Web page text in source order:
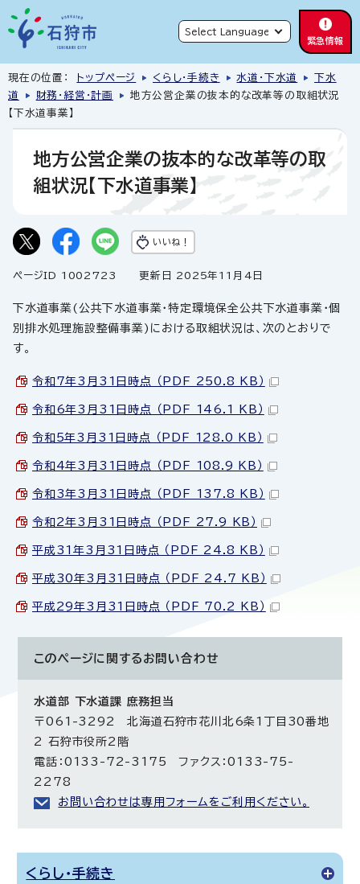
緊急情報
現在の位置： トップページ くらし・手続き 水道・下水道
下水
道
財務・経営・計画
地方公営企業の抜本的な改革等の取組状況
【下水道事業】
地方公営企業の抜本的な改革等の取
組状況【下水道事業】
いいね！
ページID 1002723 更新日 2025年11月4日
下水道事業(公共下水道事業・特定環境保全公共下水道事業・個
別排水処理施設整備事業)における取組状況は、次のとおりで
す。
令和7年3月31日時点 （PDF 250.8 KB）
令和6年3月31日時点 （PDF 146.1 KB）
令和5年3月31日時点 （PDF 128.0 KB）
令和4年3月31日時点 （PDF 108.9 KB）
令和3年3月31日時点 （PDF 137.8 KB）
令和2年3月31日時点 （PDF 27.9 KB）
平成31年3月31日時点 （PDF 24.8 KB）
平成30年3月31日時点 （PDF 24.7 KB）
平成29年3月31日時点 （PDF 70.2 KB）
このページに関する お問い合わせ
水道部 下水道課 庶務担当
〒061-3292 北海道石狩市花川北6条1丁目30番地
2 石狩市役所2階
電話：0133-72-3175 ファクス：0133-75-
2278
お問い合わせは専用フォームをご利用ください。
くらし・手続き